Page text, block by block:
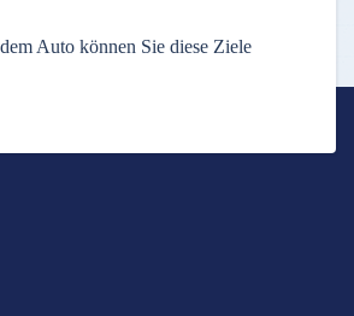
Auto können Sie diese Ziele